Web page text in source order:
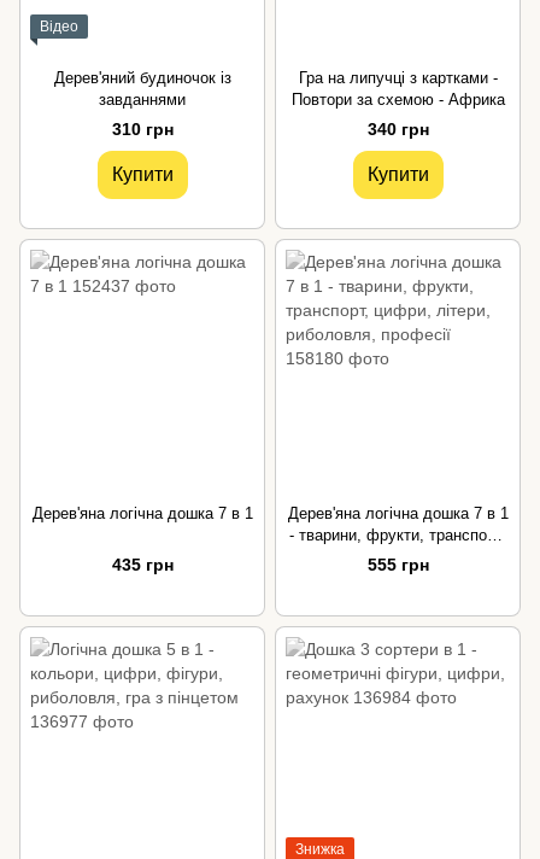
Відео
Дерев'яний будиночок із
завданнями
310 грн
Купити
Гра на липучці з картками -
Повтори за схемою - Африка
340 грн
Купити
Дерев'яна логічна дошка 7 в 1
435 грн
Дерев'яна логічна дошка 7 в 1
- тварини, фрукти, транспорт,
цифри, літери, риболовля,
професії
555 грн
Знижка